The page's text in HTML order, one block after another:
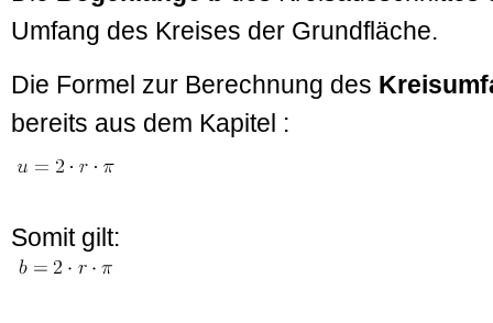
Umfang des Kreises der Grundfläche.
Die Formel zur Berechnung des
bereits aus dem Kapitel :
Somit gilt: